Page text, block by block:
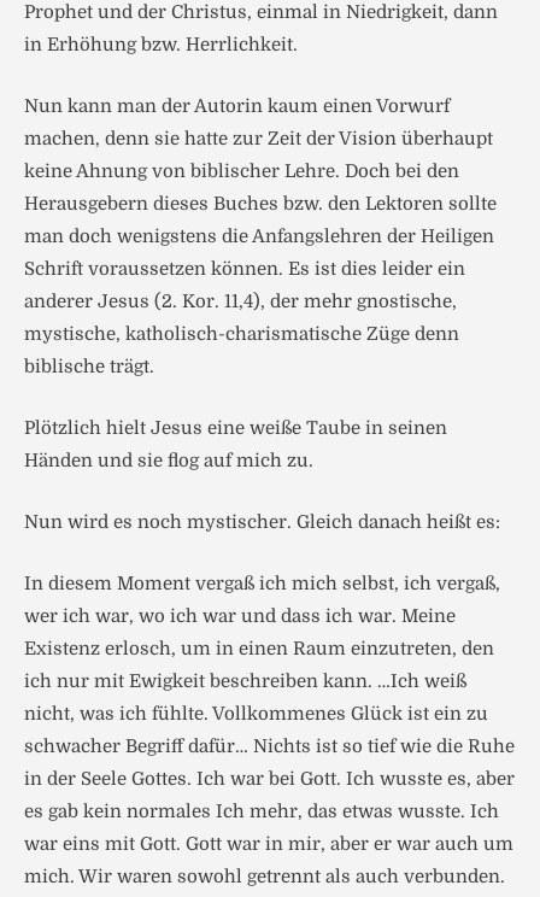
Prophet und der Christus, einmal in Niedrigkeit, dann
in Erhöhung bzw. Herrlichkeit.
Nun kann man der Autorin kaum einen Vorwurf
machen, denn sie hatte zur Zeit der Vision überhaupt
keine Ahnung von biblischer Lehre. Doch bei den
Herausgebern dieses Buches bzw. den Lektoren sollte
man doch wenigstens die Anfangslehren der Heiligen
Schrift voraussetzen können. Es ist dies leider ein
anderer Jesus (2. Kor. 11,4), der mehr gnostische,
mystische, katholisch-charismatische Züge denn
biblische trägt.
Plötzlich hielt Jesus eine weiße Taube in seinen
Händen und sie flog auf mich zu.
Nun wird es noch mystischer. Gleich danach heißt es:
In diesem Moment vergaß ich mich selbst, ich vergaß,
wer ich war, wo ich war und dass ich war. Meine
Existenz erlosch, um in einen Raum einzutreten, den
ich nur mit Ewigkeit beschreiben kann. …Ich weiß
nicht, was ich fühlte. Vollkommenes Glück ist ein zu
schwacher Begriff dafür… Nichts ist so tief wie die Ruhe
in der Seele Gottes. Ich war bei Gott. Ich wusste es, aber
es gab kein normales Ich mehr, das etwas wusste. Ich
war eins mit Gott. Gott war in mir, aber er war auch um
mich. Wir waren sowohl getrennt als auch verbunden.